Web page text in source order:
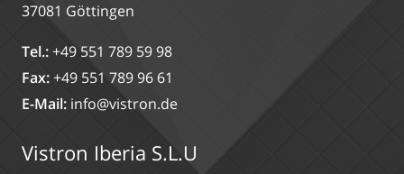
37081 Göttingen
Tel.:+49 551 789 59 98
Fax:+49 551 789 96 61
E-Mail: info@vistron.de
Vistron Iberia S.L.U